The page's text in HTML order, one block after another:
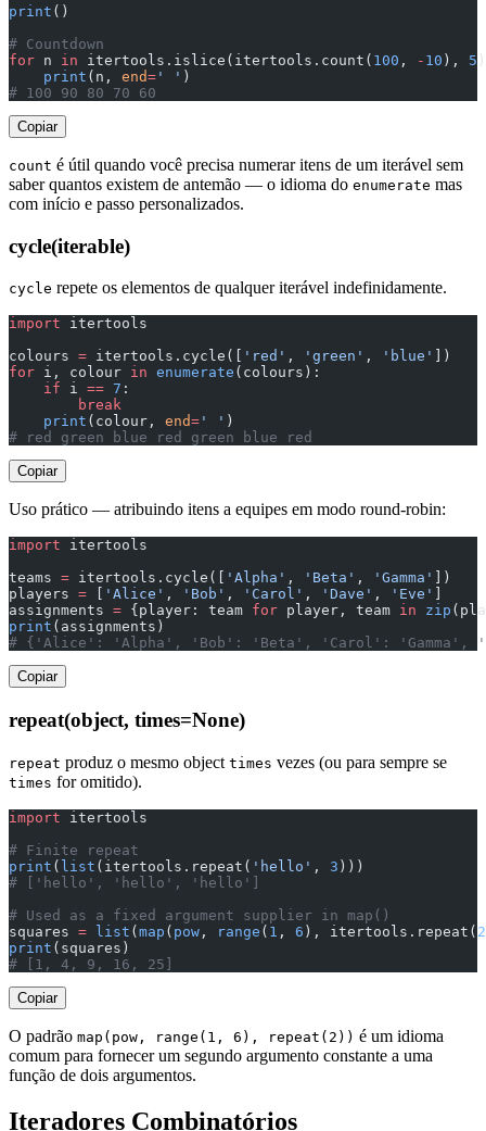
print ()
# Countdown
for n in itertools.islice(itertools.count( 100 , - 10 ), 5
    print
(n, end= ' ' )
# 100 90 80 70 60
Copiar
count é útil quando você precisa numerar itens de um iterável sem
saber quantos existem de antemão — o idioma do enumerate mas
com início e passo personalizados.
cycle(iterable)
cycle repete os elementos de qualquer iterável indefinidamente.
import itertools
colours = itertools.cycle([ 'red' , 'green' , 'blue'
])
for i, colour in enumerate (colours):
    if
i == 7 :
        break
    print
(colour, end= ' ' )
# red green blue red green blue red
Copiar
Uso prático — atribuindo itens a equipes em modo round-robin:
import itertools
teams = itertools.cycle([ 'Alpha' , 'Beta' , 'Gamma'
])
players = 'Alice' , 'Bob' , 'Carol' , 'Dave' , 'Eve'
assignments = {player: team for player, team in zip
print (assignments)
# {'Alice': 'Alpha', 'Bob': 'Beta', 'Carol': 'Gamma',
Copiar
repeat(object, times=None)
repeat produz o mesmo object times vezes (ou para sempre se
times for omitido).
import itertools
# Finite repeat
print ( list (itertools.repeat( 'hello' , 3 )))
# ['hello', 'hello', 'hello']
# Used as a fixed argument supplier in map()
squares = list ( map ( pow , range ( 1 , 6 ), itertools.repeat( 2
print (squares)
# [1, 4, 9, 16, 25]
Copiar
O padrão map(pow, range(1, 6), repeat(2)) é um idioma
comum para fornecer um segundo argumento constante a uma
função de dois argumentos.
Iteradores Combinatórios